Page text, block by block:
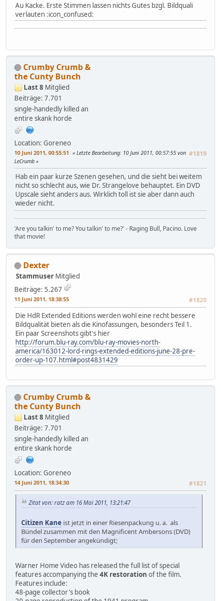
Au Kacke. Erste Stimmen lassen nichts Gutes bzgl. Bildquali
verlauten :icon_confused:
Crumby Crumb &
the Cunty Bunch
Last 8 Mitglied
Beiträge: 7.701
single-handedly killed an
entire skank horde
Location: Goreneo
10 Juni 2011, 00:55:51 #1819
Letzte Bearbeitung: 10 Juni 2011, 00:57:55 von
LeCrumb
Hab ein paar kurze Szenen gesehen, und die sieht bei weitem
nicht so schlecht aus, wie Dr. Strangelove behauptet. Ein DVD
Upscale sieht anders aus. Wirklich toll ist sie aber dann auch
wieder nicht.
'Are you talkin' to me? You talkin' to me?' - Raging Bull, Pacino. Love
that movie!
Dexter
Stammuser Mitglied
Beiträge: 5.267
11 Juni 2011, 18:38:55 #1820
Die HdR Extended Editions werden wohl eine recht bessere
Bildqualität bieten als die Kinofassungen, besonders Teil 1.
Ein paar Screenshots gibt's hier
http://forum.blu-ray.com/blu-ray-movies-north-
america/163012-lord-rings-extended-editions-june-28-pre-
order-up-107.html#post4831429
Crumby Crumb &
the Cunty Bunch
Last 8 Mitglied
Beiträge: 7.701
single-handedly killed an
entire skank horde
Location: Goreneo
14 Juni 2011, 18:34:30 #1821
Zitat von: ratz am 16 Mai 2011, 13:21:47
Citizen Kane ist jetzt in einer Riesenpackung u. a. als
Bündel zusammen mit den Magnificent Ambersons (DVD)
für den September angekündigt;
Warner Home Video has released the full list of special
features accompanying the 4K restoration of the film.
Features include:
48-page collector's book